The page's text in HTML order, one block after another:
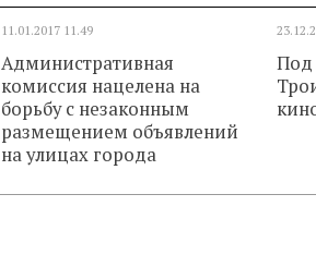
11.01.2017 11.49
Административная
комиссия нацелена на
борьбу с незаконным
размещением объявлений
на улицах города
Под